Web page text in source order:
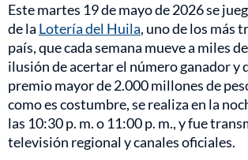
Este martes 19 de mayo de 2026 se
de la Lotería del Huila, uno de los más
país, que cada semana mueve a miles
ilusión de acertar el número ganador y
premio mayor de 2.000 millones de
como es costumbre, se realiza en la
las 10:30 p. m. o 11:00 p. m., y fue
televisión regional y canales oficiales.